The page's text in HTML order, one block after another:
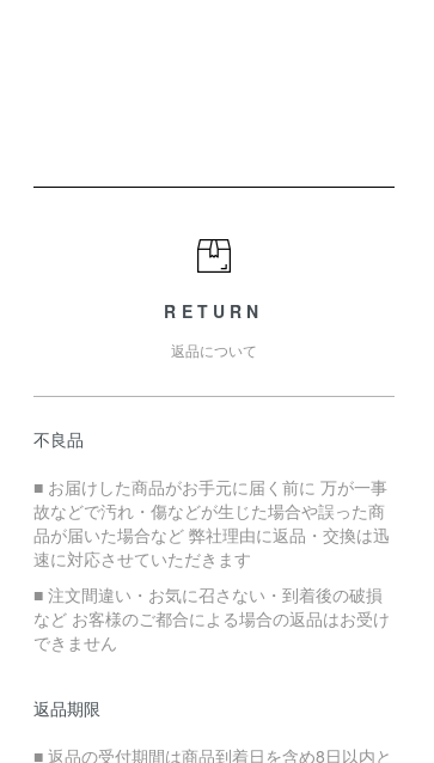
RETURN
返品について
不良品
■ お届けした商品がお手元に届く前に 万が一事
故などで汚れ・傷などが生じた場合や誤った商
品が届いた場合など 弊社理由に返品・交換は迅
速に対応させていただきます
■ 注文間違い・お気に召さない・到着後の破損
など お客様のご都合による場合の返品はお受け
できません
返品期限
■ 返品の受付期間は商品到着日を含め8日以内と